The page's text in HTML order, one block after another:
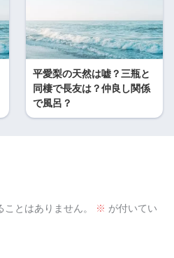
平愛梨の天然は嘘？三瓶と
同棲で長友は？仲良し関係
で風呂？
とはありません。 ※ が付いてい